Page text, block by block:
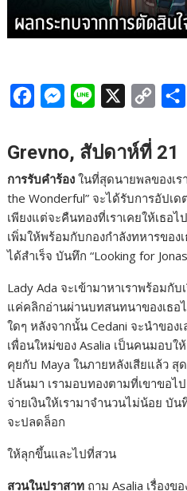
b
o
o
k
M
s
n
g
e
r
n
e
p
L
i
n
k
e
Grevno, สัปดาห์ที่ 21
การรับคำร้อง ในที่สุดนายพลของเ
the Wonderful” จะได้รับการอัปเ
เพียงแต่จะคืนทองที่เราเคยให้เธอ
เพิ่มให้พร้อมกับกองกำลังทหารของ
ได้สำเร็จ บันทึก “Looking for
Lady Ada จะเข้ามาหาเราพร้อมกั
แค่คลิกอ่านผ่านบทสนทนาของเธอ
ใดๆ หลังจากนั้น Cedani จะนำของ
เพื่อนใหม่ของ Asalia เป็นคนมอบใ
คุยกับ Maya ในภายหลังเสียแล้ว
ปล้นมา เรามอบทองตามที่เขาขอไป
จ่ายเงินให้เรามาจำนวนไม่น้อย บัน
จะปลดล็อก
ให้ลุกขึ้นและไปที่สวน
สวนในปราสาท ถาม Asalia เรื่องข